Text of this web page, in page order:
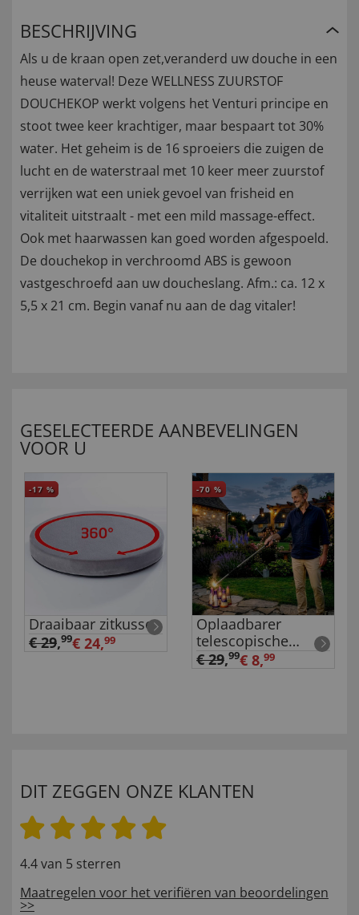
BESCHRIJVING
Als u de kraan open zet,veranderd uw douche in een
heuse waterval! Deze WELLNESS ZUURSTOF
DOUCHEKOP werkt volgens het Venturi principe en
stoot twee keer krachtiger, maar bespaart tot 30%
water. Het geheim is de 16 sproeiers die zuigen de
lucht en de waterstraal met 10 keer meer zuurstof
verrijken wat een uniek gevoel van frisheid en
vitaliteit uitstraalt - met een mild massage-effect.
Ook met haarwassen kan goed worden afgespoeld.
De douchekop in verchroomd ABS is gewoon
vastgeschroefd aan uw doucheslang. Afm.: ca. 12 x
5,5 x 21 cm. Begin vanaf nu aan de dag vitaler!
GESELECTEERDE AANBEVELINGEN
VOOR U
-17 %
Draaibaar zitkussen
€ 29,99€ 24,99
-70 %
Oplaadbarer
telescopische
aansteker
€ 29,99€ 8,99
DIT ZEGGEN ONZE KLANTEN
4.4 van 5 sterren
Maatregelen voor het verifiëren van beoordelingen
>>